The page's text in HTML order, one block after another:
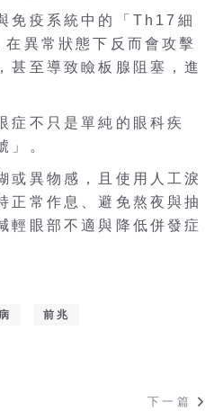
免疫系統中的「Th17細
異常狀態下反而會攻擊
甚至導致瞼板腺阻塞，進
症不只是單純的眼科疾
」。
或異物感，且使用人工淚
正常作息、避免熬夜與抽
輕眼部不適與降低併發症
前兆
下一篇